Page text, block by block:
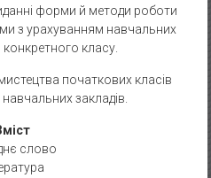
форми й методи роботи
з урахуванням навчальних
конкретного класу.
початкових класів
закладів.
слово